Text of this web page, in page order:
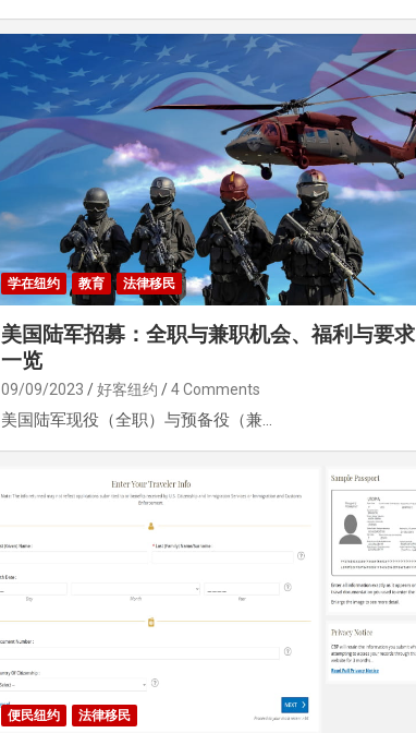
学在纽约 教育 法律移民
美国陆军招募：全职与兼职机会、福利与要求
一览
09/09/2023 好客纽约 4 Comments
美国陆军现役（全职）与预备役（兼…
便民纽约 法律移民